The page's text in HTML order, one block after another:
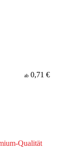
ab 0,71 €
Qualität